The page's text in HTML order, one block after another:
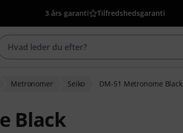
3 års garanti Tilfredshedsgaranti
Metronomer Seiko DM-51 Metronome Black
Black